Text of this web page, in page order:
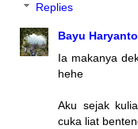
Replies
Bayu Haryanto
Ia makanya
hehe
Aku sejak
cuka liat